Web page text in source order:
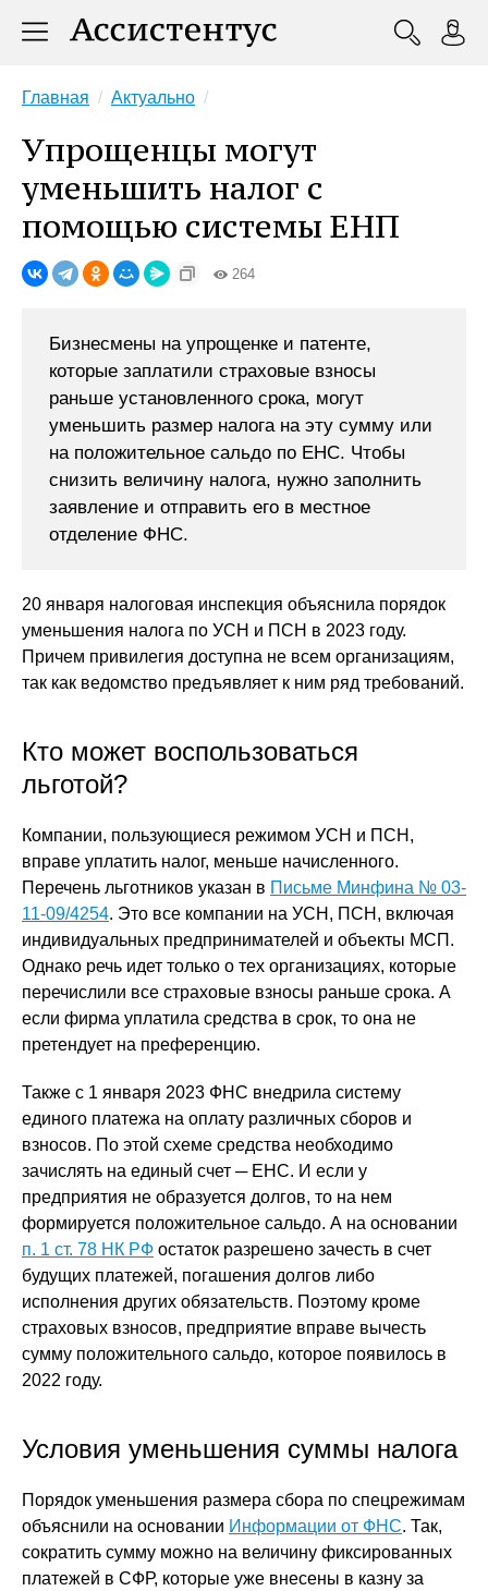
Главная Актуально
Упрощенцы могут
уменьшить налог с
помощью системы ЕНП
264
Бизнесмены на упрощенке и патенте,
которые заплатили страховые взносы
раньше установленного срока, могут
уменьшить размер налога на эту сумму или
на положительное сальдо по ЕНС. Чтобы
снизить величину налога, нужно заполнить
заявление и отправить его в местное
отделение ФНС.
20 января налоговая инспекция объяснила порядок
уменьшения налога по УСН и ПСН в 2023 году.
Причем привилегия доступна не всем организациям,
так как ведомство предъявляет к ним ряд требований.
Кто может воспользоваться
льготой?
Компании, пользующиеся режимом УСН и ПСН,
вправе уплатить налог, меньше начисленного.
Перечень льготников указан в Письме Минфина № 03-
11-09/4254. Это все компании на УСН, ПСН, включая
индивидуальных предпринимателей и объекты МСП.
Однако речь идет только о тех организациях, которые
перечислили все страховые взносы раньше срока. А
если фирма уплатила средства в срок, то она не
претендует на преференцию.
Также с 1 января 2023 ФНС внедрила систему
единого платежа на оплату различных сборов и
взносов. По этой схеме средства необходимо
зачислять на единый счет ─ ЕНС. И если у
предприятия не образуется долгов, то на нем
формируется положительное сальдо. А на основании
п. 1 ст. 78 НК РФ остаток разрешено зачесть в счет
будущих платежей, погашения долгов либо
исполнения других обязательств. Поэтому кроме
страховых взносов, предприятие вправе вычесть
сумму положительного сальдо, которое появилось в
2022 году.
Условия уменьшения суммы налога
Порядок уменьшения размера сбора по спецрежимам
объяснили на основании Информации от ФНС. Так,
сократить сумму можно на величину фиксированных
платежей в СФР, которые уже внесены в казну за